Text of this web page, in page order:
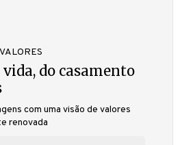
vida, do casamento
com uma visão de valores
renovada